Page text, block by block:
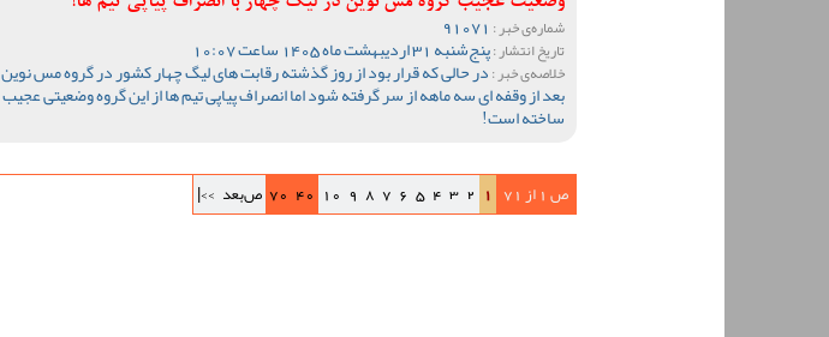
شماره‌ی خبر :
تاریخ انتشار :پنج‌شنبه 31 اردیبهشت ماه 1405 ساعت 10:07
خلاصه‌ی خبر :در حالی که قرار بود از روز گذشته رقابت های لیگ چهار کشور در گروه مس نوین
بعد از وقفه ای سه ماهه از سر گرفته شود اما انصراف پیاپی تیم ها از این گروه وضعیتی عجیب
ساخته است!
ص 1 از 71 1
2
3
4
5
6
7
8
9
10
40
70 ص‌بعد >>|